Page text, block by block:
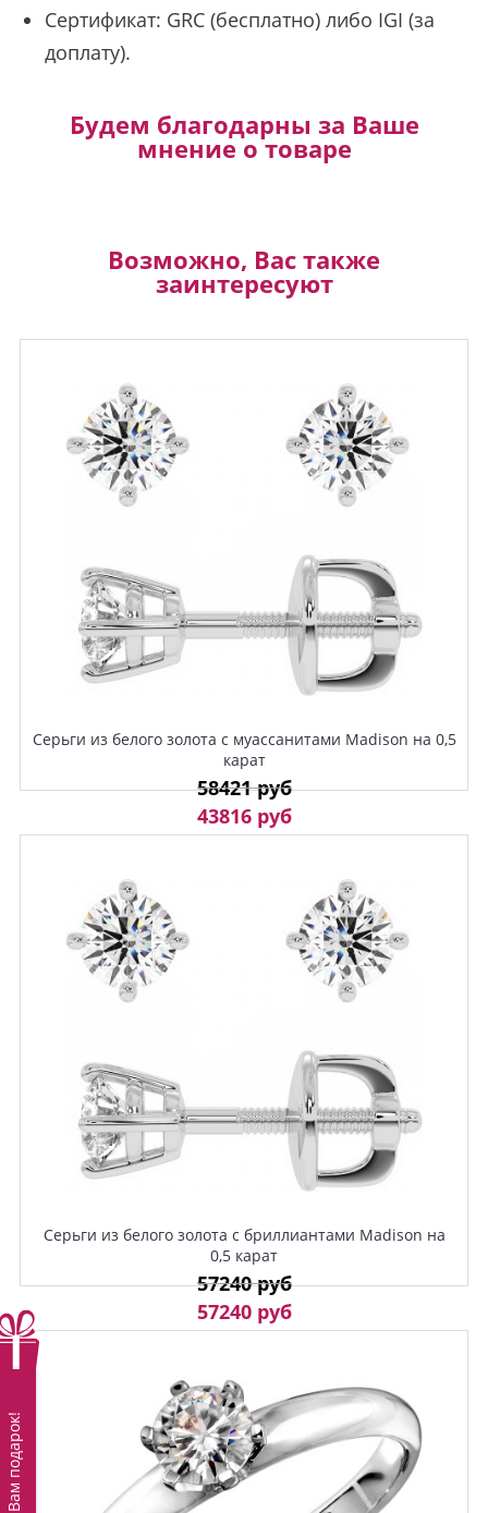
Сертификат: GRC (бесплатно) либо IGI (за
доплату).
Будем благодарны за Ваше
мнение о товаре
Возможно, Вас также
заинтересуют
Серьги из белого золота с муассанитами Madison на 0,5
карат
58421 руб
43816 руб
Серьги из белого золота с бриллиантами Madison на
0,5 карат
57240 руб
57240 руб
Вам подарок!